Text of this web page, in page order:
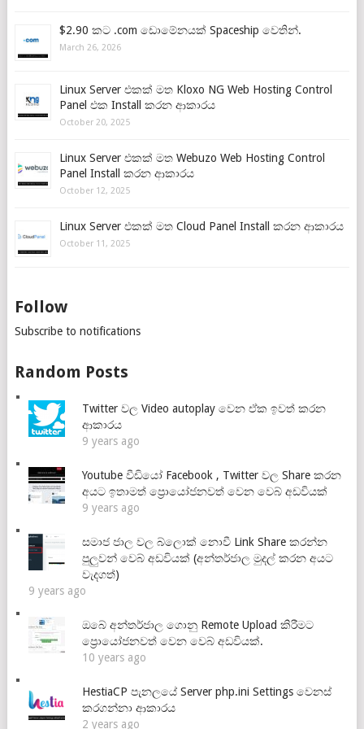
$2.90 කට .com ඩොමේනයක් Spaceship වෙතින්.
March 26, 2026
Linux Server එකක් මත Kloxo NG Web Hosting Control
Panel එක Install කරන ආකාරය
October 20, 2025
Linux Server එකක් මත Webuzo Web Hosting Control
Panel Install කරන ආකාරය
October 12, 2025
Linux Server එකක් මත Cloud Panel Install කරන ආකාරය
October 11, 2025
Follow
Subscribe to notifications
Random Posts
Twitter වල Video autoplay වෙන ඒක ඉවත් කරන
ආකාරය
9 years ago
Youtube වීඩියෝ Facebook , Twitter වල Share කරන
අයට ඉතාමත් ප්‍රොයෝජනවත් වෙන වෙබ් අඩවියක්
9 years ago
සමාජ ජාල වල බ්ලොක් නොවී Link Share කරන්න
පුලුවන් වෙබ් අඩවියක් (අන්තර්ජාල මුදල් කරන අයට
වැදගත්)
9 years ago
ඔබේ අන්තර්ජාල ගොනු Remote Upload කිරීමට
ප්‍රොයෝජනවත් වෙන වෙබ් අඩවියක්.
10 years ago
HestiaCP පැනලයේ Server php.ini Settings වෙනස්
කරගන්නා ආකාරය
2 years ago